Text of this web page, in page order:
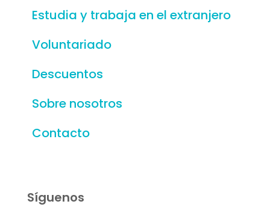
Estudia y trabaja en el extranjero
Voluntariado
Descuentos
Sobre nosotros
Contacto
Síguenos